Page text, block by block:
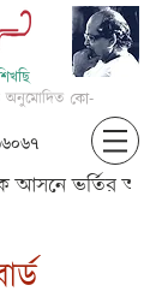
অনুমোদিত কো-
আসনে ভর্তির